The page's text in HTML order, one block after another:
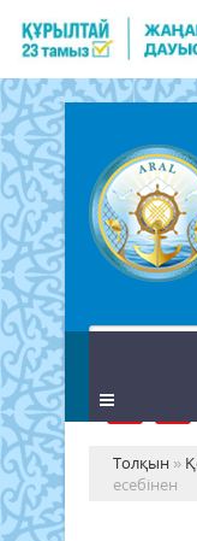
Толқын »
есебінен